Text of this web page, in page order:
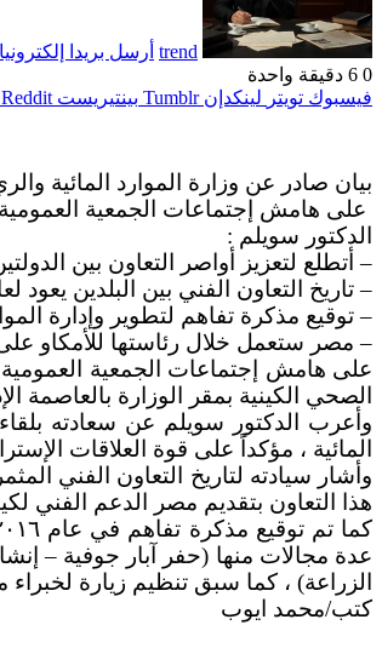
trend أرسل بريدا إلكترونيا
0
دقيقة واحدة
فيسبوك تويتر لينكدإن بينتيريست
بيان صادر عن وزارة الموارد المائية
على هامش إجتماعات الجمعية العمومية
الدكتور سويلم :
– أتطلع لتعزيز أواصر التعاون بين
– تاريخ التعاون الفني بين البلدين يعود لعام ١٩٩٣ ، والتعاون بدأ بتقديم مصر دعم فني لكينيا في مجال المياه الجوفية من خلال حفر ١٨٠
– توقيع مذكرة تفاهم لتطوير وإدارة
– مصر ستعمل خلال رئاستها للأمكاو على
على هامش إجتماعات الجمعية العمومية
الصحي الكينية بمقر الوزارة بالعاصمة
وأعرب الدكتور سويلم عن سعادته
المائية ، مؤكداً على قوة العلاقات
هذا التعاون بتقديم مصر الدعم الفني لكينيا
عدة مجالات منها (حفر آبار جوفية –
الزراعة) ، كما سبق تنظيم زيارة
كتب/محمد ايوب